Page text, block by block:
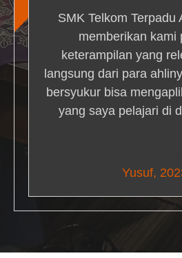
SMK Telkom Terpadu
memberikan kami
keterampilan yang
langsung dari para
bersyukur bisa
yang saya pelajari di
Yusuf,